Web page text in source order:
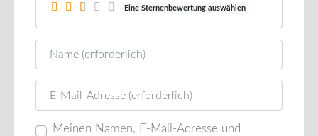
Eine Sternenbewertung auswählen
Name
E-Mail
Meinen Namen, E-Mail-Adresse und